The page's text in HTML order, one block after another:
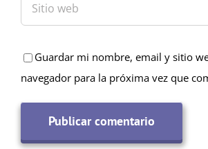
Guardar mi nombre, email y sitio
navegador para la próxima vez que